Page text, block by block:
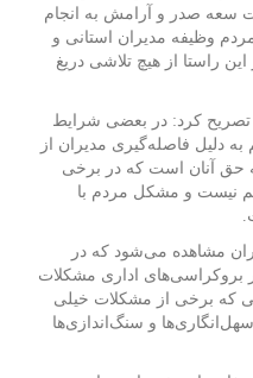
سعه صدر و آرامش به انجام
وظیفه مدیران استانی و
راستا از هیچ تلاشی دریغ
تصریح کرد: در بعضی شرایط
دلیل فاصله‌گیری مدیران از
حق آنان است که در برخی
هم نیست و مشکل مردم با
مشاهده می‌شود که در
بروکراسی‌های اداری مشکلات
که برخی از مشکلات خیلی
و سنگ‌اندازی‌ها